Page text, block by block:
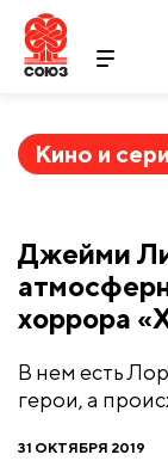
Кино и
Джейми
хоррора
В нем есть
герои, а
31 ОКТЯБРЯ 2019